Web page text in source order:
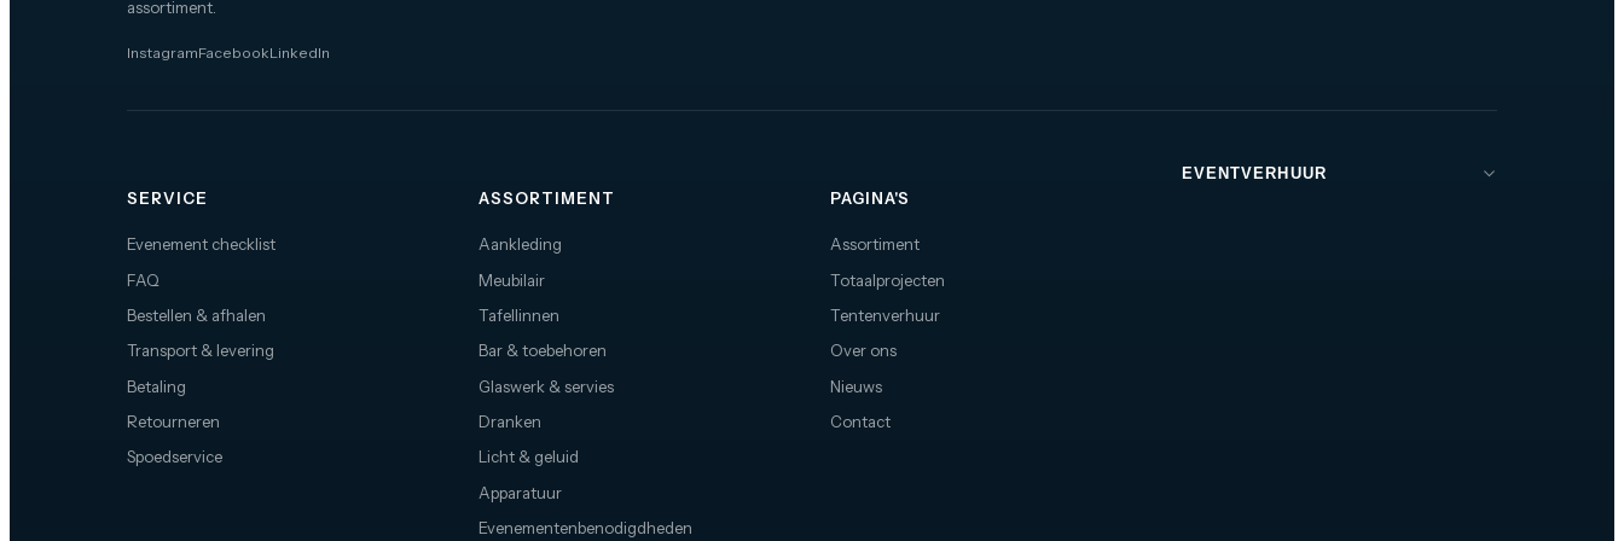
banners.
assortiment.
InstagramFacebookLinkedIn
SERVICE
Evenement checklist
FAQ
Bestellen & afhalen
Transport & levering
Betaling
Retourneren
Spoedservice
ASSORTIMENT
Aankleding
Meubilair
Tafellinnen
Bar & toebehoren
Glaswerk & servies
Dranken
Licht & geluid
Apparatuur
Evenementenbenodigdheden
PAGINA'S
Assortiment
Totaalprojecten
Tentenverhuur
Over ons
Nieuws
Contact
EVENTVERHUUR